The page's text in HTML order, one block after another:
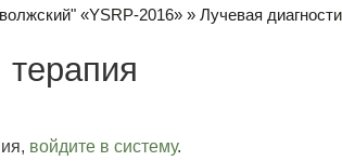
«YSRP-2016» » Лучевая
терапия
войдите в систему.